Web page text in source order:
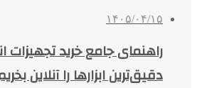
۱۴۰۵/۰۴/۱۵
راهنمای جامع خرید تجهیزات
دقیق‌ترین ابزارها را آنلاین